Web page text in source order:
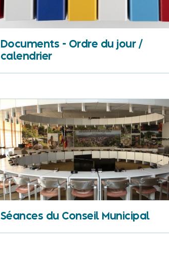
Documents - Ordre du jour /
calendrier
Séances du Conseil Municipal